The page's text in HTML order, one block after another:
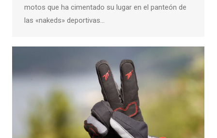
motos que ha cimentado su lugar en el panteón de
las «nakeds» deportivas…